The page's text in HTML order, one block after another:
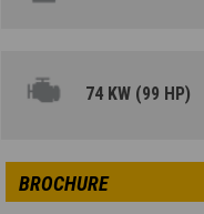
74 KW (99 HP)
BROCHURE